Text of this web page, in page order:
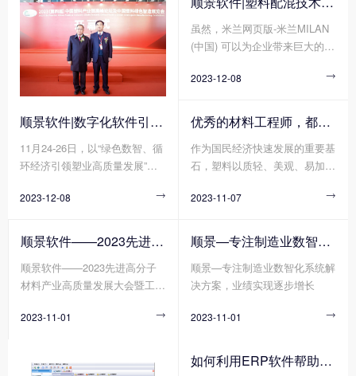
顺景软件|数字化软件引领新材料产业绿色智造新篇章
11月24-26日，以“绿色数智、循
环经济引领塑业高质量发展”为
色智造展览会在绍兴正式拉开帷
强，绿色、智能、可持续的生产
方式已经成为新材料产业发展的
重要趋势。在这个背景下，顺景
软件作为一家专注于做新材料产
技术和解决方案，参加了第四届
2023-12-08 
虽然，米兰网页版-米兰MILAN
(中国) 可以为企业带来巨大的好
AN(中国) 的运营成本相对来说
商业环境中，降低和控制运营成
本已成为一种必要。因此，我们
充分了解清楚米兰网页版-米兰
MILAN(中国) 运营成本的计算方
并提高生产率。那么您知道米兰
营成本计算包括有哪些方面吗?
2023-12-08 
优秀的材料工程师，都在跟这个新朋友打交道!
作为国民经济快速发展的重要基
石，塑料以质轻、美观、易加
撑起汽车、家电、电子电气等多
的发展进程。众所周知，单一合
成树脂一般无法单独使用，需要
进行各种改性处理，以获得更加
优异均衡的性能，才能真正满足
十美的塑料制品，但有不断追求
的塑料，注定难堪大用，不会是
2023-11-07 
顺景软件——2023先进高分子材料产业高质量发展大会暨工程塑料产业创新大会
顺景软件——2023先进高分子
材料产业高质量发展大会暨工程
2023-11-01 
顺景—专注制造业数智化系统解决方案，业绩实现逐步增长
顺景—专注制造业数智化系统解
决方案，业绩实现逐步增长
2023-11-01 
如何利用ERP软件帮助企业更好地规避风险?